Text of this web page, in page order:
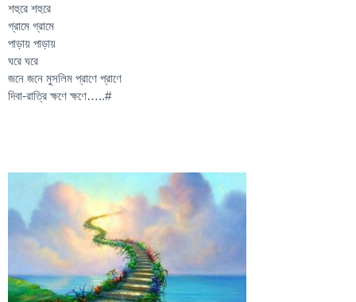
শহুরে শহুরে
গ্রামে গ্রামে
পাড়ায় পাড়ায়
ঘরে ঘরে
জনে জনে মুসলিম প্রাণে প্রাণে
দিবা-রাত্রি ক্ষণে ক্ষণে…..#